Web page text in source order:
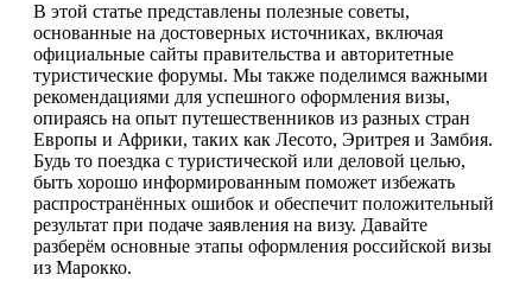
В этой статье представлены полезные советы,
основанные на достоверных источниках, включая
официальные сайты правительства и авторитетные
туристические форумы. Мы также поделимся важными
рекомендациями для успешного оформления визы,
опираясь на опыт путешественников из разных стран
Европы и Африки, таких как Лесото, Эритрея и Замбия.
Будь то поездка с туристической или деловой целью,
быть хорошо информированным поможет избежать
распространённых ошибок и обеспечит положительный
результат при подаче заявления на визу. Давайте
разберём основные этапы оформления российской визы
из Марокко.